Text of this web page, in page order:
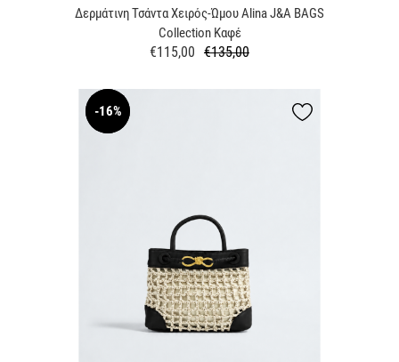
Δερμάτινη Τσάντα Χειρός-Ώμου Alina J&A BAGS
Collection Καφέ
Κανονική
€135,00
Τιμή
€115,00
NEW
-16%